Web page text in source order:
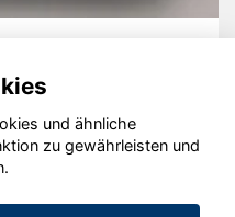
2020 - 2026
und ähnliche
zu gewährleisten und